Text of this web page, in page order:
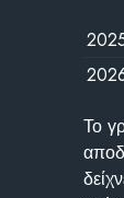
Το